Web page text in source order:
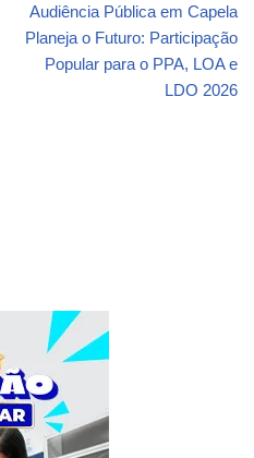
Audiência Pública em Capela
Planeja o Futuro: Participação
Popular para o PPA, LOA e
LDO 2026